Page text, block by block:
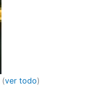
(ver todo)